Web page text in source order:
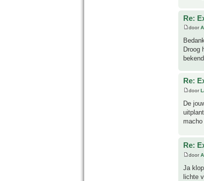
Re:
door
Droog
Re:
door
De
Re:
door
Ja
lichte